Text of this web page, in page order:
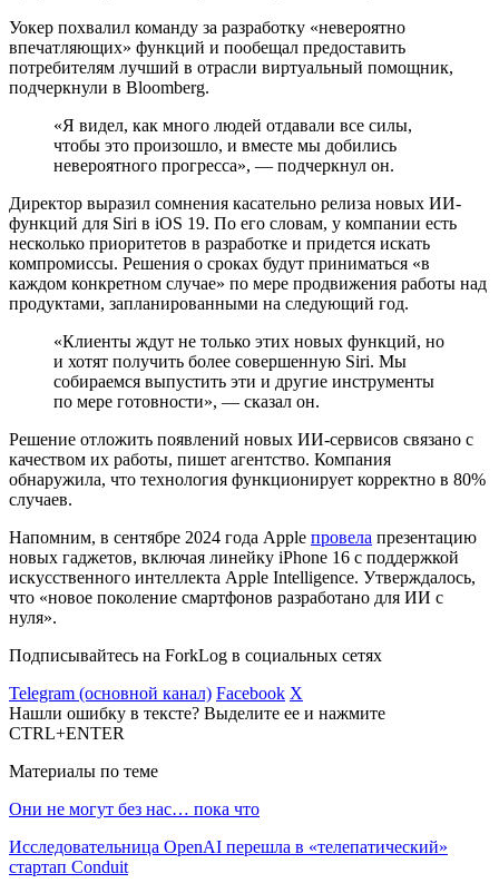
Уокер похвалил команду за разработку «невероятно
впечатляющих» функций и пообещал предоставить
потребителям лучший в отрасли виртуальный помощник,
подчеркнули в Bloomberg.
«Я видел, как много людей отдавали все силы,
чтобы это произошло, и вместе мы добились
невероятного прогресса», — подчеркнул он.
Директор выразил сомнения касательно релиза новых ИИ-
функций для Siri в iOS 19. По его словам, у компании есть
несколько приоритетов в разработке и придется искать
компромиссы. Решения о сроках будут приниматься «в
каждом конкретном случае» по мере продвижения работы над
продуктами, запланированными на следующий год.
«Клиенты ждут не только этих новых функций, но
и хотят получить более совершенную Siri. Мы
собираемся выпустить эти и другие инструменты
по мере готовности», — сказал он.
Решение отложить появлений новых ИИ-сервисов связано с
качеством их работы, пишет агентство. Компания
обнаружила, что технология функционирует корректно в 80%
случаев.
Напомним, в сентябре 2024 года Apple провела презентацию
новых гаджетов, включая линейку iPhone 16 с поддержкой
искусственного интеллекта Apple Intelligence. Утверждалось,
что «новое поколение смартфонов разработано для ИИ с
нуля».
Подписывайтесь на ForkLog в социальных сетях
Telegram (основной канал) Facebook X
Нашли ошибку в тексте? Выделите ее и нажмите
CTRL+ENTER
Материалы по теме
Они не могут без нас… пока что
Исследовательница OpenAI перешла в «телепатический»
стартап Conduit